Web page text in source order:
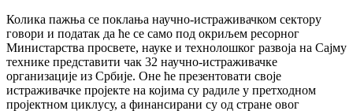
Колика пажња се поклања научно-истраживачком сектору
говори и податак да ће се само под окриљем ресорног
Министарства просвете, науке и технолошког развоја на Сајму
технике представити чак 32 научно-истраживачке
организације из Србије. Оне ће презентовати своје
истраживачке пројекте на којима су радиле у претходном
пројектном циклусу, а финансирани су од стране овог